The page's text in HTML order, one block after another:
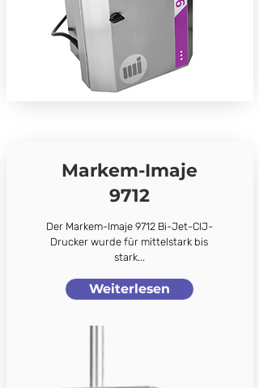
Markem-Imaje
9712
Der Markem-Imaje 9712 Bi-Jet-CIJ-
Drucker wurde für mittelstark bis
stark...
Weiterlesen